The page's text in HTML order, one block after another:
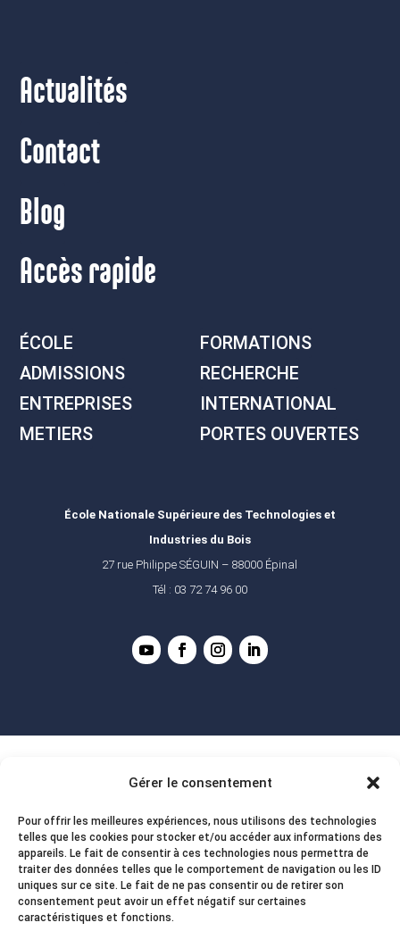
Gérer le consentement
Pour offrir les meilleures expériences, nous utilisons des technologies
telles que les cookies pour stocker et/ou accéder aux informations des
appareils. Le fait de consentir à ces technologies nous permettra de
traiter des données telles que le comportement de navigation ou les ID
uniques sur ce site. Le fait de ne pas consentir ou de retirer son
consentement peut avoir un effet négatif sur certaines
caractéristiques et fonctions.
Actualités
Contact
Blog
Accès rapide
ÉCOLE
FORMATIONS
ADMISSIONS
RECHERCHE
ENTREPRISES
INTERNATIONAL
METIERS
PORTES OUVERTES
École Nationale Supérieure des Technologies et
Industries du Bois
27 rue Philippe SÉGUIN – 88000 Épinal
Tél : 03 72 74 96 00